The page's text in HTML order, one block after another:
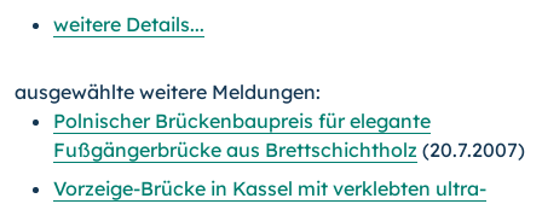
weitere Details...
ausgewählte weitere Meldungen:
Polnischer Brückenbaupreis für elegante
Fußgängerbrücke aus Brettschichtholz (20.7.2007)
Vorzeige-Brücke in Kassel mit verklebten ultra-